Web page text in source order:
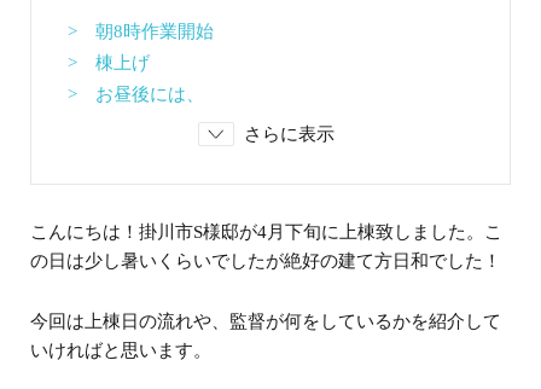
お施主様ブログ
> 朝8時作業開始
> 棟上げ
> お昼後には、
さらに表示
こんにちは！掛川市S様邸が4月下旬に上棟致しました。こ
の日は少し暑いくらいでしたが絶好の建て方日和でした！
今回は上棟日の流れや、監督が何をしているかを紹介して
いければと思います。